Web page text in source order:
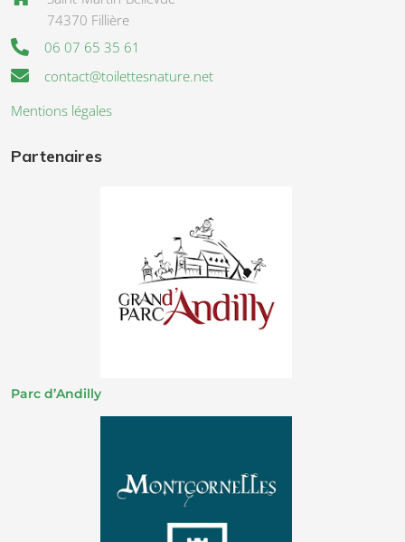
74370 Fillière
06 07 65 35 61
contact@toilettesnature.net
Mentions légales
Partenaires
Parc d’Andilly